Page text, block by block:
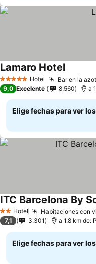
5 Estrellas Hotel Bar en la
Lamaro HotelVer
9,0 Excelente 8.560 a
Elige fechas para ver
2 Estrellas
Hotel Habitaciones con
ITC Barcelona By
7,1 3.301 a 1.8 km de:
Elige fechas para ver